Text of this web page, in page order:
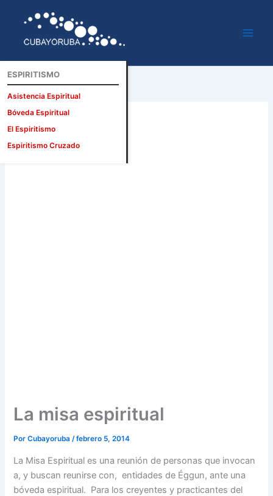
contenido
La misa espiritual
PorCubayoruba/febrero 5, 2014
La Misa Espiritual es una reunión de personas que invocan
a, y buscan reunirse con, entidades de Éggun, ante una
bóveda espiritual. Para los creyentes y practicantes del
ESPIRITISMO
Asistencia Espiritual
Bóveda Espiritual
El Espiritismo
Espiritismo Cruzado